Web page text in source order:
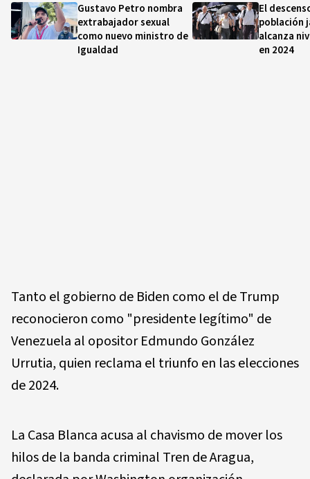
Gustavo Petro nombra
extrabajador sexual
como nuevo ministro de
Igualdad
El
población
alcanza
en 2024
Tanto el gobierno de Biden como el de Trump
reconocieron como "presidente legítimo" de
Venezuela al opositor Edmundo González
Urrutia, quien reclama el triunfo en las elecciones
de 2024.
La Casa Blanca acusa al chavismo de mover los
hilos de la banda criminal Tren de Aragua,